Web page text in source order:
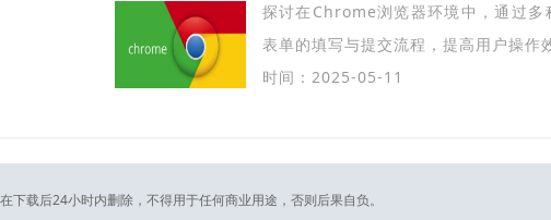
探讨在Chrome浏览器环境中，通过多
表单的填写与提交流程，提高用户操作
时间：2025-05-11
下载后24小时内删除，不得用于任何商业用途，否则后果自负。